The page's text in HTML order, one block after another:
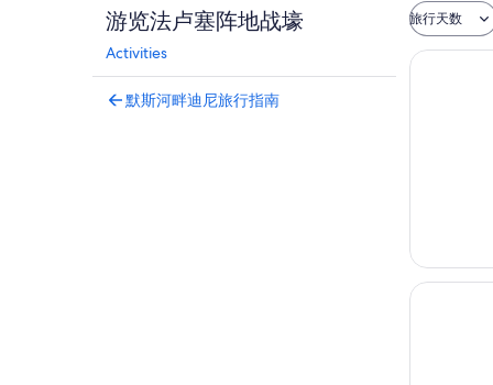
游览法卢塞阵地战壕
Activities
默斯河畔迪尼旅行指南
旅行天数